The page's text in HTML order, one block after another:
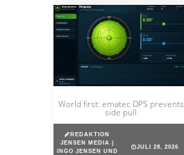
World first: ematec DPS prevents
side pull
REDAKTION
JENSEN MEDIA |
INGO JENSEN UND
JULI 28, 2026